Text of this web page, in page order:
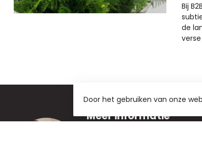
Bij
de
Meer informatie
Door het gebruiken van onze